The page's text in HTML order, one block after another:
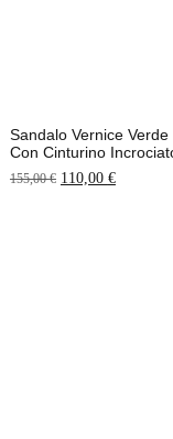
Sandalo Vernice
Con Cinturino
155,00€ 110,00 €